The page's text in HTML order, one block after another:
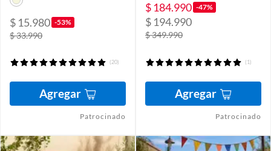
$ 15.980 -53%
$ 33.990
(20)
Agregar
Patrocinado
$ 184.990 -47%
$ 194.990
$ 349.990
(1)
Agregar
Patrocinado